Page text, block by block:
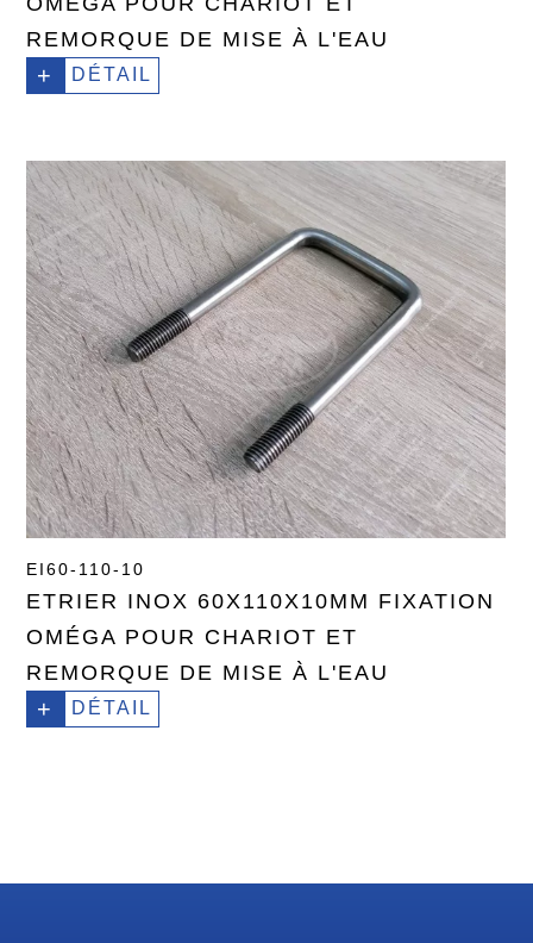
REMORQUE DE MISE À L'EAU
+ DÉTAIL
EI60-110-10
ETRIER INOX 60X110X10MM FIXATION
OMÉGA POUR CHARIOT ET
REMORQUE DE MISE À L'EAU
+ DÉTAIL